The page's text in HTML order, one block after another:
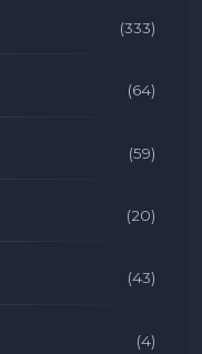
(333)
(64)
(59)
(20)
(43)
(4)